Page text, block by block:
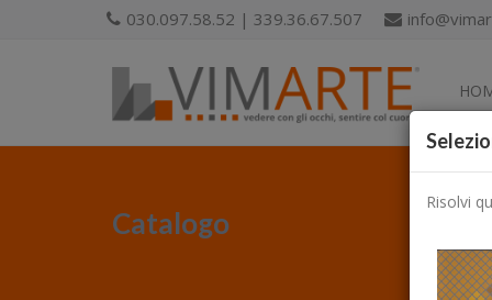
030.097.58.52 | 339.36.67.507
Catalogo
Risolvi